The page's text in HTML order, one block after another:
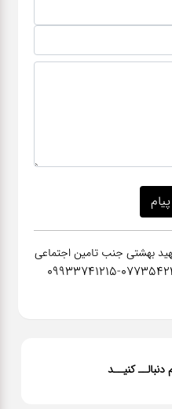
بهشتی جنب تامین اجتماعی
دنبالــ کنیــد